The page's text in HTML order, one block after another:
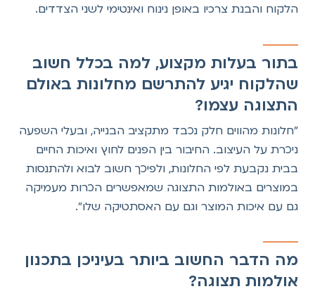
הלקוח והבנת צרכיו באופן נינוח ואינטימי לשני הצדדים.
בתור בעלות מקצוע, למה בכלל חשוב
שהלקוח יגיע להתרשם מחלונות באולם
התצוגה עצמו?
"חלונות מהווים חלק נכבד מתקציב הבנייה, ובעלי השפעה
ניכרת על העיצוב. החיבור בין הפנים לחוץ ואיכות החיים
בבית נקבעת לפי החלונות, ולפיכך חשוב לבוא ולהתנסות
במוצרים באולמות התצוגה שמאפשרים הכרות מעמיקה
גם עם איכות המוצר וגם עם האסתטיקה שלו".
מה הדבר החשוב ביותר בעיניכן בתכנון
אולמות תצוגה?